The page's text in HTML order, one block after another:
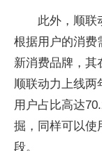
此外，顺联
根据用户的消费
新消费品牌，其
顺联动力上线两
用户占比高达
掘，同样可以使
段。